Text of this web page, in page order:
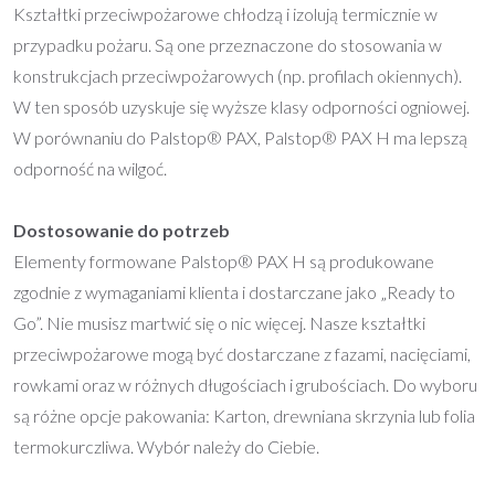
Kształtki przeciwpożarowe chłodzą i izolują termicznie w
przypadku pożaru. Są one przeznaczone do stosowania w
konstrukcjach przeciwpożarowych (np. profilach okiennych).
W ten sposób uzyskuje się wyższe klasy odporności ogniowej.
W porównaniu do Palstop® PAX, Palstop® PAX H ma lepszą
odporność na wilgoć.
Dostosowanie do potrzeb
Elementy formowane Palstop® PAX H są produkowane
zgodnie z wymaganiami klienta i dostarczane jako „Ready to
Go”. Nie musisz martwić się o nic więcej. Nasze kształtki
przeciwpożarowe mogą być dostarczane z fazami, nacięciami,
rowkami oraz w różnych długościach i grubościach. Do wyboru
są różne opcje pakowania: Karton, drewniana skrzynia lub folia
termokurczliwa. Wybór należy do Ciebie.